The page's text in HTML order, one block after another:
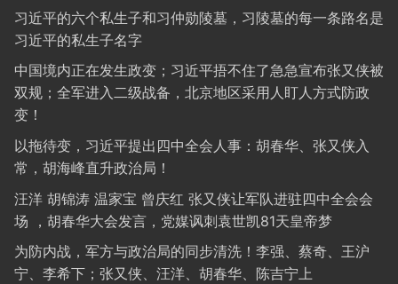
习近平的六个私生子和习仲勋陵墓，习陵墓的每一条路名是
习近平的私生子名字
中国境内正在发生政变；习近平捂不住了急急宣布张又侠被
双规；全军进入二级战备，北京地区采用人盯人方式防政
变！
以拖待变，习近平提出四中全会人事：胡春华、张又侠入
常，胡海峰直升政治局！
汪洋 胡锦涛 温家宝 曾庆红 张又侠让军队进驻四中全会会
场 ，胡春华大会发言，党媒讽刺袁世凯81天皇帝梦
为防内战，军方与政治局的同步清洗！李强、蔡奇、王沪
宁、李希下；张又侠、汪洋、胡春华、陈吉宁上